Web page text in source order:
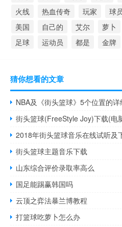
火线
热血传奇 玩家 球
美国
自己的 艾尔 萝卜
足球
运动员 都是 金牌
猜你想看的文章
NBA及《街头篮球》5个位置的详
街头篮球(FreeStyle Joy)下载(电
2018年街头篮球音乐在线试听及
街头篮球主题音乐下载
山东综合评价录取率高么
国足能踢赢韩国吗
云顶之弈法暴兰博教程
打篮球吃萝卜怎么办